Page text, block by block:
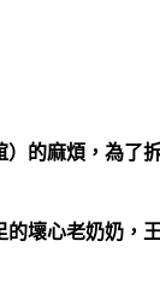
的麻煩，為
壞心老奶奶